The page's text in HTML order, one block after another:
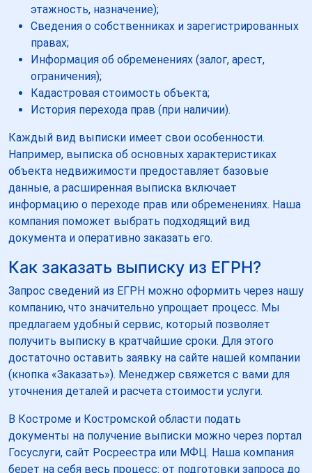
этажность, назначение);
Сведения о собственниках и зарегистрированных
правах;
Информация об обременениях (залог, арест,
ограничения);
Кадастровая стоимость объекта;
История перехода прав (при наличии).
Каждый вид выписки имеет свои особенности.
Например, выписка об основных характеристиках
объекта недвижимости предоставляет базовые
данные, а расширенная выписка включает
информацию о переходе прав или обременениях. Наша
компания поможет выбрать подходящий вид
документа и оперативно заказать его.
Как заказать выписку из ЕГРН?
Запрос сведений из ЕГРН можно оформить через нашу
компанию, что значительно упрощает процесс. Мы
предлагаем удобный сервис, который позволяет
получить выписку в кратчайшие сроки. Для этого
достаточно оставить заявку на сайте нашей компании
(кнопка «Заказать»). Менеджер свяжется с вами для
уточнения деталей и расчета стоимости услуги.
В Костроме и Костромской области подать
документы на получение выписки можно через портал
Госуслуги, сайт Росреестра или МФЦ. Наша компания
берет на себя весь процесс: от подготовки запроса до